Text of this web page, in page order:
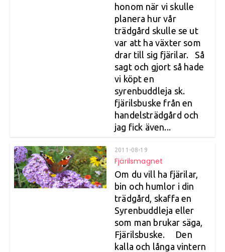
honom när vi skulle
planera hur vår
trädgård skulle se ut
var att ha växter som
drar till sig fjärilar. Så
sagt och gjort så hade
vi köpt en
syrenbuddleja sk.
fjärilsbuske från en
handelsträdgård och
jag fick även...
2011-08-19
Fjärilsmagnet
Om du vill ha fjärilar,
bin och humlor i din
trädgård, skaffa en
Syrenbuddleja eller
som man brukar säga,
Fjärilsbuske. Den
kalla och långa vintern